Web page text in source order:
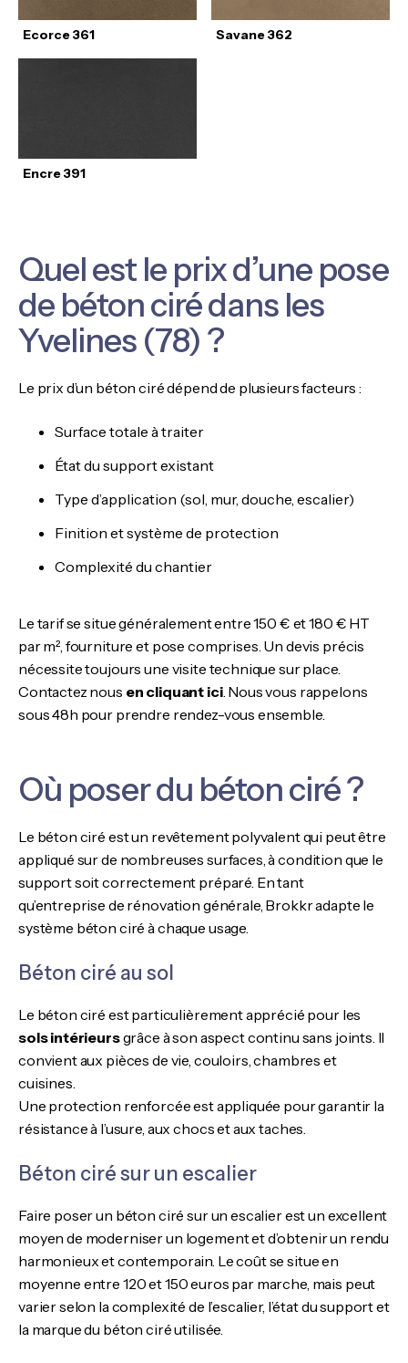
Ecorce 361 Savane 362
Encre 391
Quel est le prix d’une pose
de béton ciré dans les
Yvelines (78) ?
Le prix d’un béton ciré dépend de plusieurs facteurs :
Surface totale à traiter
État du support existant
Type d’application (sol, mur, douche, escalier)
Finition et système de protection
Complexité du chantier
Le tarif se situe généralement entre 150 € et 180 € HT
par m², fourniture et pose comprises. Un devis précis
nécessite toujours une visite technique sur place.
Contactez nous en cliquant ici. Nous vous rappelons
sous 48h pour prendre rendez-vous ensemble.
Où poser du béton ciré ?
Le béton ciré est un revêtement polyvalent qui peut être
appliqué sur de nombreuses surfaces, à condition que le
support soit correctement préparé. En tant
qu’entreprise de rénovation générale, Brokkr adapte le
système béton ciré à chaque usage.
Béton ciré au sol
Le béton ciré est particulièrement apprécié pour les
sols intérieursgrâce à son aspect continu sans joints. Il
convient aux pièces de vie, couloirs, chambres et
cuisines.
Une protection renforcée est appliquée pour garantir la
résistance à l’usure, aux chocs et aux taches.
Béton ciré sur un escalier
Faire poser un béton ciré sur un escalier est un excellent
moyen de moderniser un logement et d’obtenir un rendu
harmonieux et contemporain. Le coût se situe en
moyenne entre 120 et 150 euros par marche, mais peut
varier selon la complexité de l’escalier, l’état du support et
la marque du béton ciré utilisée.